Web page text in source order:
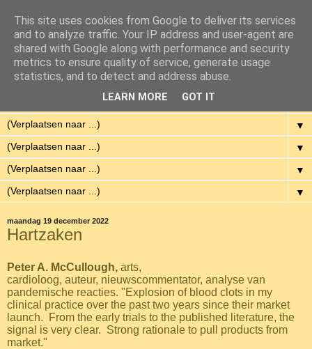
Eenvoudig Gelukkig
Met weinig middelen een hoge kwaliteit van leven hebben.
▼
▼
▼
▼
maandag 19 december 2022
Hartzaken
Peter A. McCullough, arts,
cardioloog, auteur, nieuwscommentator, analyse van
pandemische reacties. "Explosion of blood clots in my
clinical practice over the past two years since their market
launch.
From the early trials to the published literature, the
signal is very clear. Strong rationale to pull products from
market."
This site uses cookies from Google to deliver its services
and to analyze traffic. Your IP address and user-agent are
shared with Google along with performance and security
metrics to ensure quality of service, generate usage
statistics, and to detect and address abuse.
LEARN MORE GOT IT